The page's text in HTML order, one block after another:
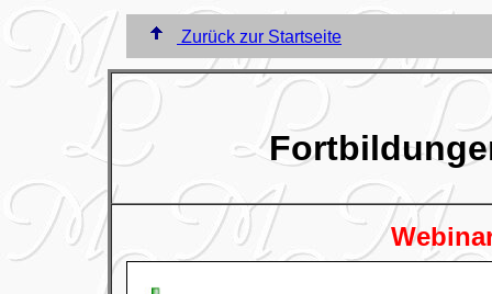
Zurück zur Startseite